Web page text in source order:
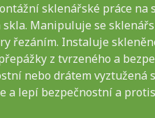
sklenářské práce
Manipuluje se
řezáním. Instaluje
z tvrzeného a
nebo drátem
a lepí bezpečnostní a